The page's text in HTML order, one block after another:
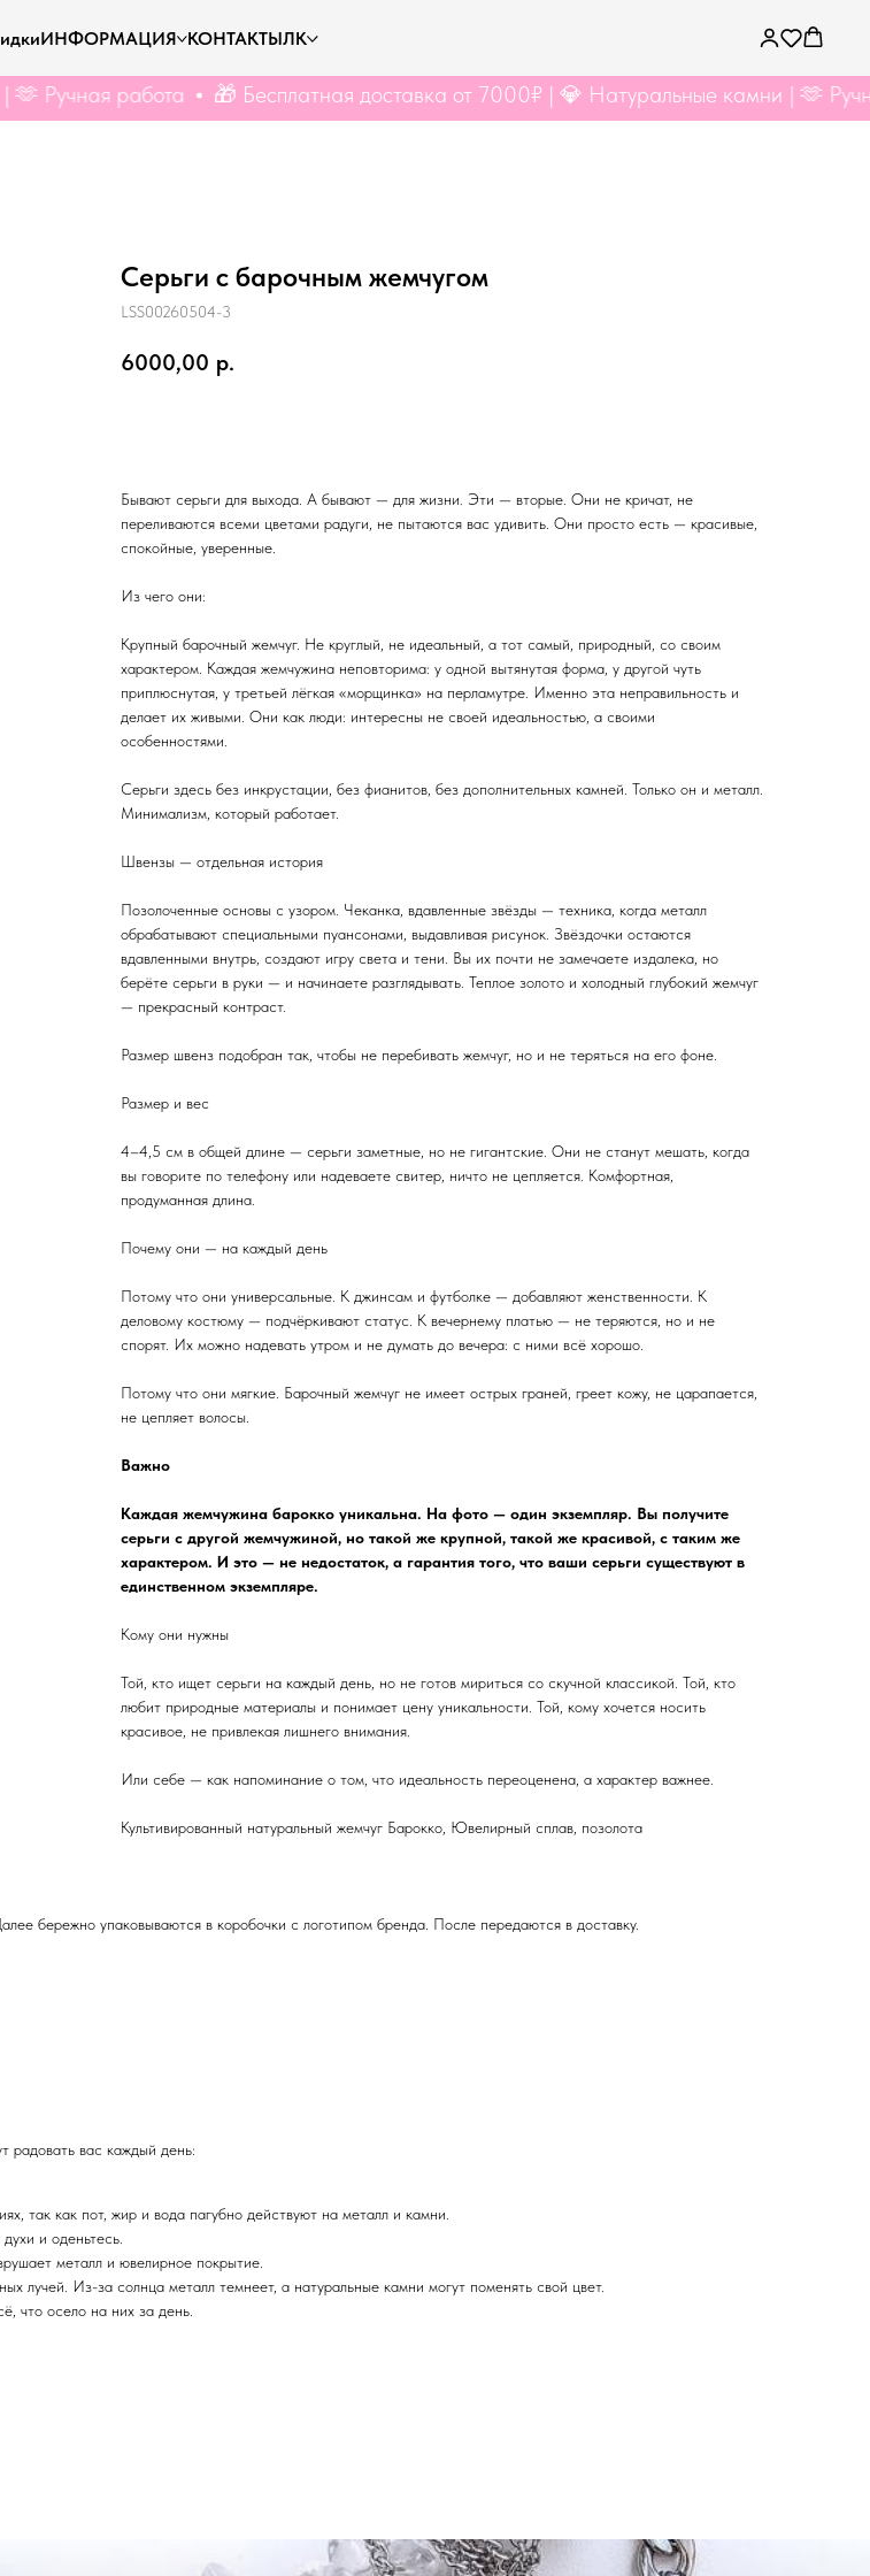
ИНФОРМАЦИЯ КОНТАКТЫЛК
работа 🎁 Бесплатная доставка от 7000₽ | 💎 Натуральные камни | 🫶 Ручная
Серьги с барочным жемчугом
LSS00260504-3
6000,00 р.
Бывают серьги для выхода. А бывают — для жизни. Эти — вторые. Они не кричат, не
переливаются всеми цветами радуги, не пытаются вас удивить. Они просто есть — красивые,
спокойные, уверенные.
Из чего они:
Крупный барочный жемчуг. Не круглый, не идеальный, а тот самый, природный, со своим
характером. Каждая жемчужина неповторима: у одной вытянутая форма, у другой чуть
приплюснутая, у третьей лёгкая «морщинка» на перламутре. Именно эта неправильность и
делает их живыми. Они как люди: интересны не своей идеальностью, а своими
особенностями.
Серьги здесь без инкрустации, без фианитов, без дополнительных камней. Только он и металл.
Минимализм, который работает.
Швензы — отдельная история
Позолоченные основы с узором. Чеканка, вдавленные звёзды — техника, когда металл
обрабатывают специальными пуансонами, выдавливая рисунок. Звёздочки остаются
вдавленными внутрь, создают игру света и тени. Вы их почти не замечаете издалека, но
берёте серьги в руки — и начинаете разглядывать. Теплое золото и холодный глубокий жемчуг
— прекрасный контраст.
Размер швенз подобран так, чтобы не перебивать жемчуг, но и не теряться на его фоне.
Размер и вес
4–4,5 см в общей длине — серьги заметные, но не гигантские. Они не станут мешать, когда
вы говорите по телефону или надеваете свитер, ничто не цепляется. Комфортная,
продуманная длина.
Почему они — на каждый день
Потому что они универсальные. К джинсам и футболке — добавляют женственности. К
деловому костюму — подчёркивают статус. К вечернему платью — не теряются, но и не
спорят. Их можно надевать утром и не думать до вечера: с ними всё хорошо.
Потому что они мягкие. Барочный жемчуг не имеет острых граней, греет кожу, не царапается,
не цепляет волосы.
Важно
Каждая жемчужина барокко уникальна. На фото — один экземпляр. Вы получите
серьги с другой жемчужиной, но такой же крупной, такой же красивой, с таким же
характером. И это — не недостаток, а гарантия того, что ваши серьги существуют в
единственном экземпляре.
Кому они нужны
Той, кто ищет серьги на каждый день, но не готов мириться со скучной классикой. Той, кто
любит природные материалы и понимает цену уникальности. Той, кому хочется носить
красивое, не привлекая лишнего внимания.
Или себе — как напоминание о том, что идеальность переоценена, а характер важнее.
Культивированный натуральный жемчуг Барокко, Ювелирный сплав, позолота
бережно упаковываются в коробочки с логотипом бренда. После передаются в доставку.
радовать вас каждый день:
так как пот, жир и вода пагубно действуют на металл и камни.
и оденьтесь.
металл и ювелирное покрытие.
лучей. Из-за солнца металл темнеет, а натуральные камни могут поменять свой цвет.
что осело на них за день.